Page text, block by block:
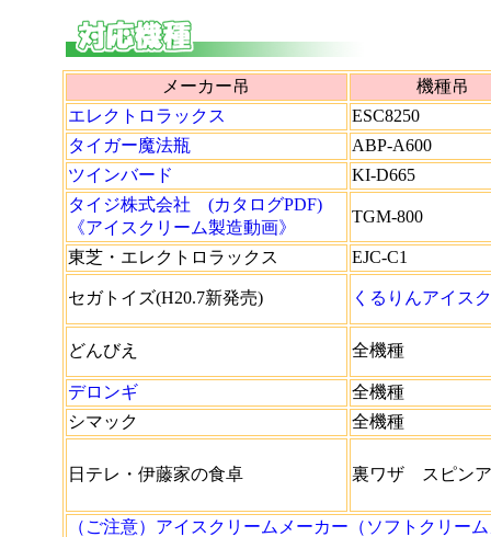
メーカー吊
機種吊
エレクトロラックス
ESC8250
タイガー魔法瓶
ABP-A600
ツインバード
KI-D665
タイジ株式会社 (カタログPDF)
《アイスクリーム製造動画》
TGM-800
東芝・エレクトロラックス EJC-C1
セガトイズ(H20.7新発売) くるりんアイス
どんびえ 全機種
デロンギ
全機種
シマック
全機種
日テレ・伊藤家の食卓 裏ワザ スピン
（ご注意）アイスクリームメーカー（ソフトクリー